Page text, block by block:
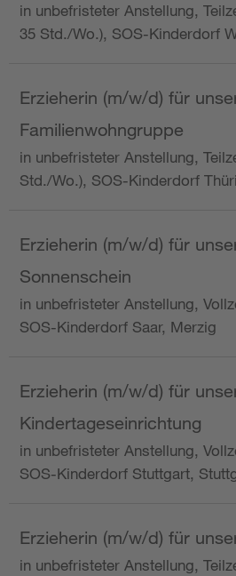
in unbefristeter Anstellung,
35 Std./Wo.), SOS-Kinderdorf
Erzieherin (m/w/d) für
Familienwohngruppe
in unbefristeter Anstellung,
Std./Wo.), SOS-Kinderdorf
Erzieherin (m/w/d) für
Sonnenschein
in unbefristeter Anstellung,
SOS-Kinderdorf Saar, Merzig
Erzieherin (m/w/d) für
Kindertageseinrichtung
in unbefristeter Anstellung,
SOS-Kinderdorf Stuttgart,
Erzieherin (m/w/d) für
in unbefristeter Anstellung,